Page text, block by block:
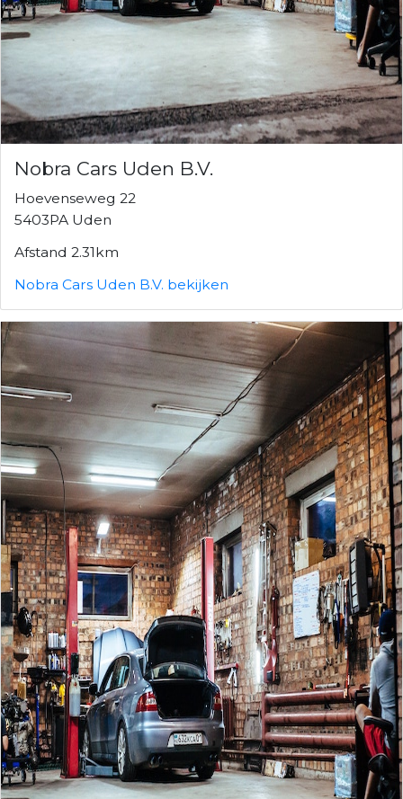
Nobra Cars Uden B.V.
Hoevenseweg 22
5403PA Uden
Afstand 2.31km
Nobra Cars Uden B.V. bekijken